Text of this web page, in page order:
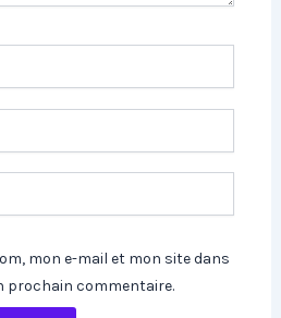
mon e-mail et mon site dans
prochain commentaire.